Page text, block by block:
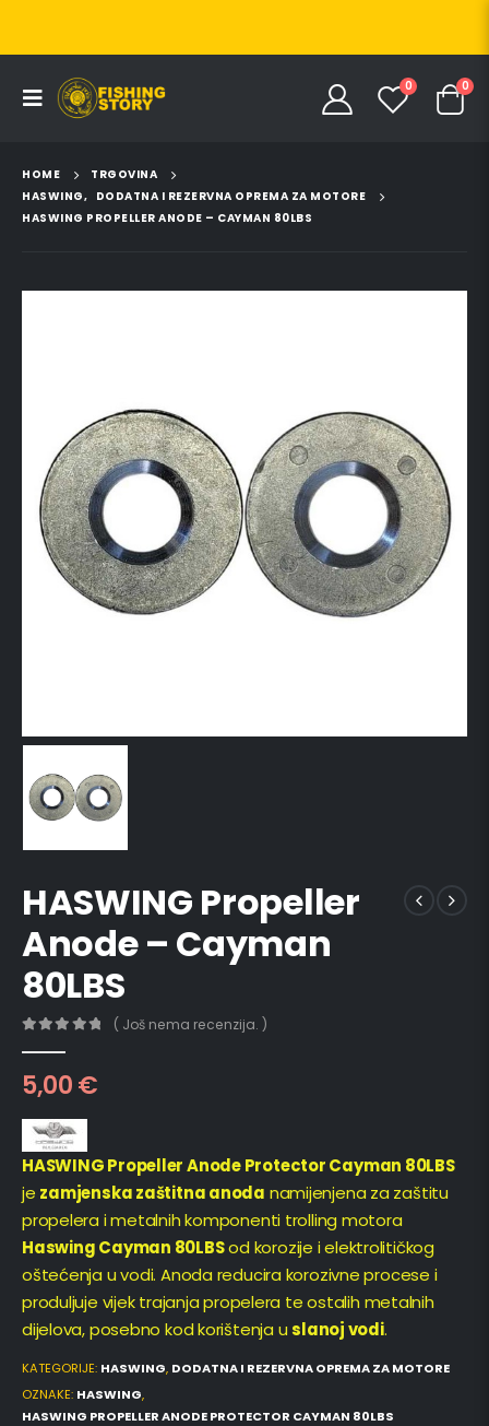
0 0
HOME
TRGOVINA
HASWING, DODATNA I REZERVNA OPREMA ZA MOTORE
HASWING PROPELLER ANODE – CAYMAN 80LBS
HASWING Propeller
Anode – Cayman
80LBS
( Još nema recenzija. )
5,00€
HASWING Propeller Anode Protector Cayman 80LBS
je zamjenska zaštitna anoda namijenjena za zaštitu
propelera i metalnih komponenti trolling motora
Haswing Cayman 80LBSod korozije i elektrolitičkog
oštećenja u vodi. Anoda reducira korozivne procese i
produljuje vijek trajanja propelera te ostalih metalnih
dijelova, posebno kod korištenja u slanoj vodi.
KATEGORIJE: HASWING, DODATNA I REZERVNA OPREMA ZA MOTORE
OZNAKE: HASWING,
HASWING PROPELLER ANODE PROTECTOR CAYMAN 80LBS